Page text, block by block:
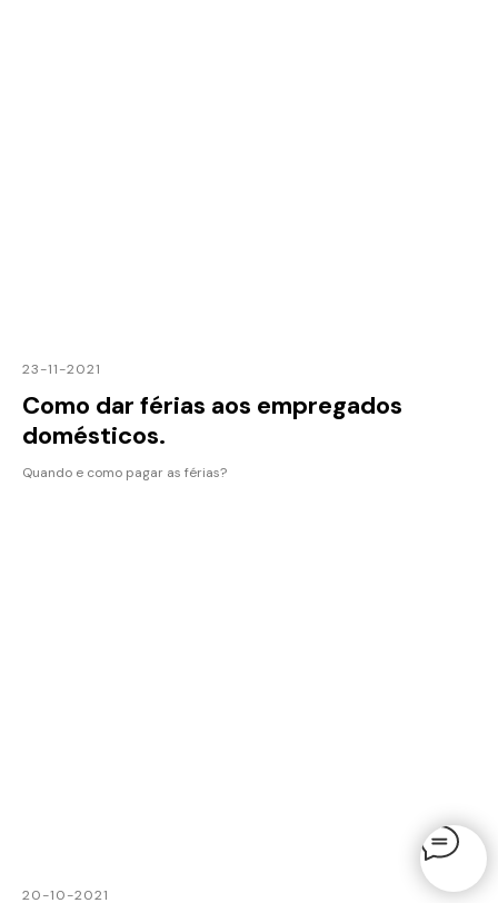
23-11-2021
Como dar férias aos empregados
domésticos.
Quando e como pagar as férias?
20-10-2021